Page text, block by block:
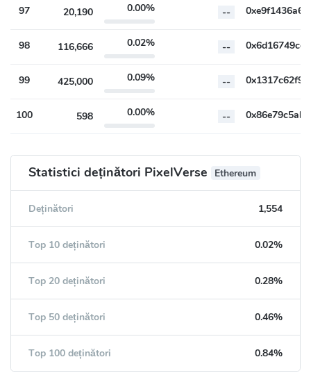
97 20,190 0.00% --
98 116,666 0.02% --
99 425,000 0.09% --
100 598 0.00% --
Statistici deținători PixelVerse Ethereum
Deținători 1,554
Top 10 deținători 0.02%
Top 20 deținători 0.28%
Top 50 deținători 0.46%
Top 100 deținători 0.84%